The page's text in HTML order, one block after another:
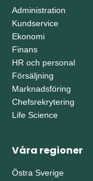
Administration
Kundservice
Ekonomi
Finans
HR och personal
Försäljning
Marknadsföring
Chefsrekrytering
Life Science
Våra regioner
Östra Sverige